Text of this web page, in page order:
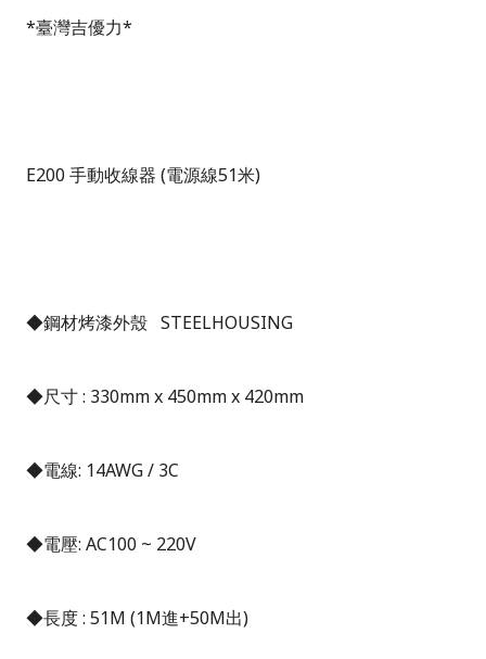
*臺灣吉優力*
E200 手動收線器 (電源線51米)
◆鋼材烤漆外殼 STEELHOUSING
◆尺寸: 330mm x 450mm x 420mm
◆電線: 14AWG / 3C
◆電壓: AC100 ~ 220V
◆長度: 51M (1M進+50M出)